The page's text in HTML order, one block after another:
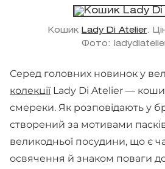
Кошик Lady Di Atelier.
Фото:
Серед головних новинок у
колекції Lady Di Atelier —
смереки. Як розповідають у
створений за мотивами
великодньої посудини, що є
освячення й знаком поваги до